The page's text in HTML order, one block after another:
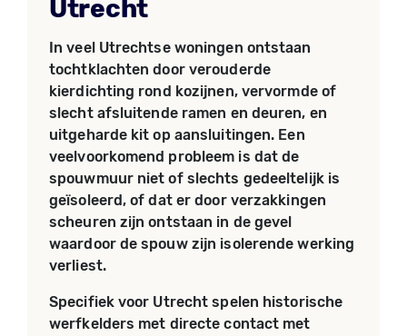
Utrecht
In veel Utrechtse woningen ontstaan
tochtklachten door verouderde
kierdichting rond kozijnen, vervormde of
slecht afsluitende ramen en deuren, en
uitgeharde kit op aansluitingen. Een
veelvoorkomend probleem is dat de
spouwmuur niet of slechts gedeeltelijk is
geïsoleerd, of dat er door verzakkingen
scheuren zijn ontstaan in de gevel
waardoor de spouw zijn isolerende werking
verliest.
Specifiek voor Utrecht spelen historische
werfkelders met directe contact met